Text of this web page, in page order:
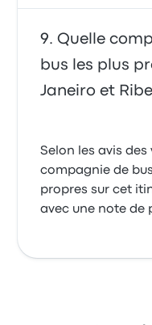
Quelle
bus les plus
Janeiro et
Selon les avis des
compagnie de
propres sur cet
avec une note de